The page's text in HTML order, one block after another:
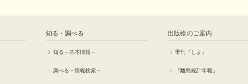
知る・調べる
知る－基本情報－
調べる－情報検索－
出版物のご案内
季刊『しま』
『離島統計年報』